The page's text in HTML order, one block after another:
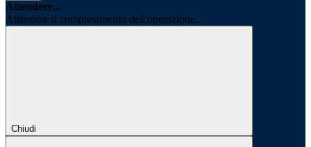
Attendere...
Attendere il completamento dell'operazione...
Chiudi